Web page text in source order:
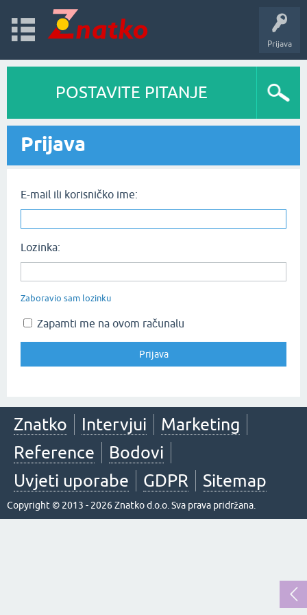
Prijava
POSTAVITE PITANJE
Prijava
E-mail ili korisničko ime:
Lozinka:
Zaboravio sam lozinku
Zapamti me na ovom računalu
Znatko Intervjui
Marketing
Reference
Bodovi
Uvjeti uporabe
GDPR Sitemap
Copyright © 2013 - 2026 Znatko d.o.o. Sva prava pridržana.